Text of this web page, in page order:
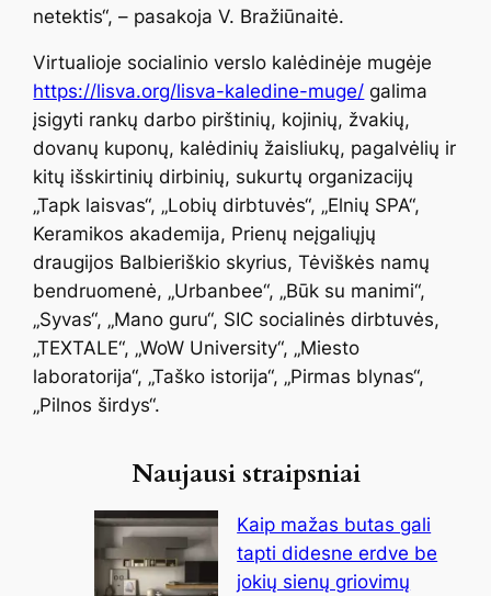
netektis“, – pasakoja V. Bražiūnaitė.
Virtualioje socialinio verslo kalėdinėje mugėje
https://lisva.org/lisva-kaledine-muge/ galima
įsigyti rankų darbo pirštinių, kojinių, žvakių,
dovanų kuponų, kalėdinių žaisliukų, pagalvėlių ir
kitų išskirtinių dirbinių, sukurtų organizacijų
„Tapk laisvas“, „Lobių dirbtuvės“, „Elnių SPA“,
Keramikos akademija, Prienų neįgaliųjų
draugijos Balbieriškio skyrius, Tėviškės namų
bendruomenė, „Urbanbee“, „Būk su manimi“,
„Syvas“, „Mano guru“, SIC socialinės dirbtuvės,
„TEXTALE“, „WoW University“, „Miesto
laboratorija“, „Taško istorija“, „Pirmas blynas“,
„Pilnos širdys“.
Naujausi straipsniai
Kaip mažas butas gali
tapti didesne erdve be
jokių sienų griovimų